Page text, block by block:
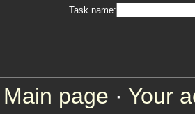
Task name:
Main page · Your